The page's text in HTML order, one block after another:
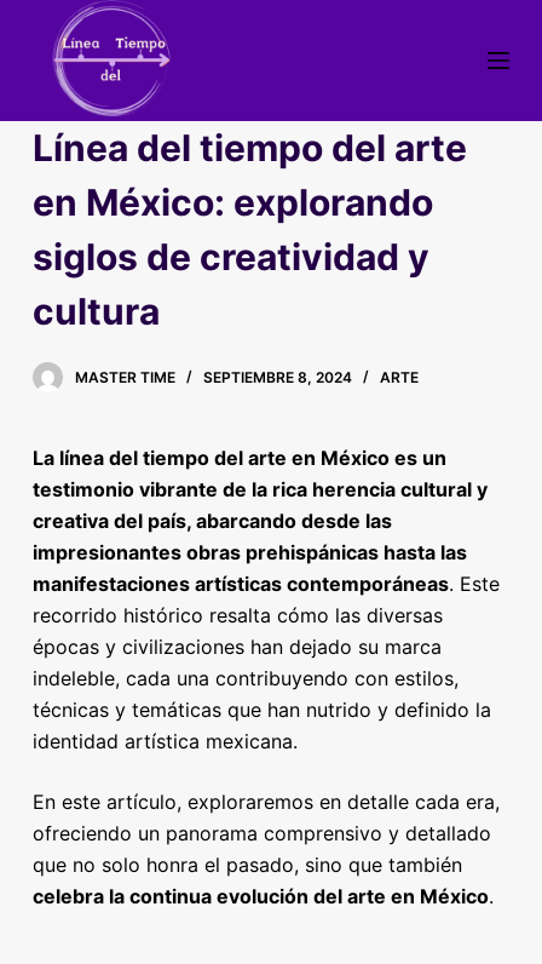
t
a
o
d
o
Línea del tiempo del arte
en México: explorando
siglos de creatividad y
cultura
MASTER TIME SEPTIEMBRE 8, 2024 ARTE
La línea del tiempo del arte en México es un
testimonio vibrante de la rica herencia cultural y
creativa del país, abarcando desde las
impresionantes obras prehispánicas hasta las
manifestaciones artísticas contemporáneas. Este
recorrido histórico resalta cómo las diversas
épocas y civilizaciones han dejado su marca
indeleble, cada una contribuyendo con estilos,
técnicas y temáticas que han nutrido y definido la
identidad artística mexicana.
En este artículo, exploraremos en detalle cada era,
ofreciendo un panorama comprensivo y detallado
que no solo honra el pasado, sino que también
celebra la continua evolución del arte en México.